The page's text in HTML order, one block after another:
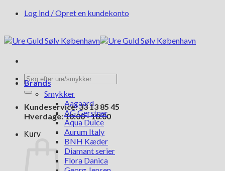
FortsætLog ind / Opret en kundekonto
Søg
efter:
Kundeservice: 33 13 85 45
Hverdage: 10:00 - 18:00
Kurv
Brands
Smykker
Aagaard
AG Gerstner
Aqua Dulce
Aurum Italy
BNH Kæder
Diamant serier
Flora Danica